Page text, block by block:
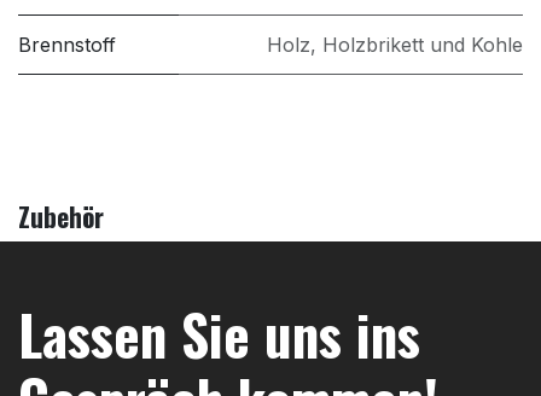
Brennstoff Holz, Holzbrikett und Kohle
Zubehör
Lassen Sie uns ins